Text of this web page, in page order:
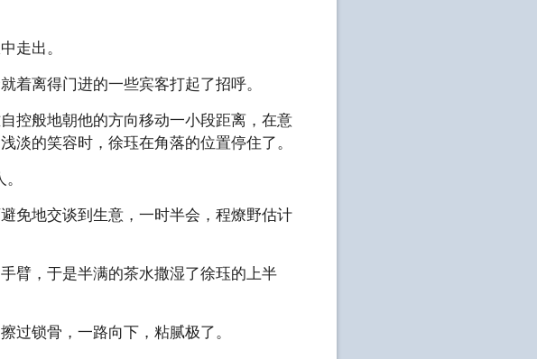
走出。
着离得门进的一些宾客打起了招呼。
控般地朝他的方向移动一小段距离，在意
淡的笑容时，徐珏在角落的位置停住了。
免地交谈到生意，一时半会，程燎野估计
臂，于是半满的茶水撒湿了徐珏的上半
过锁骨，一路向下，粘腻极了。